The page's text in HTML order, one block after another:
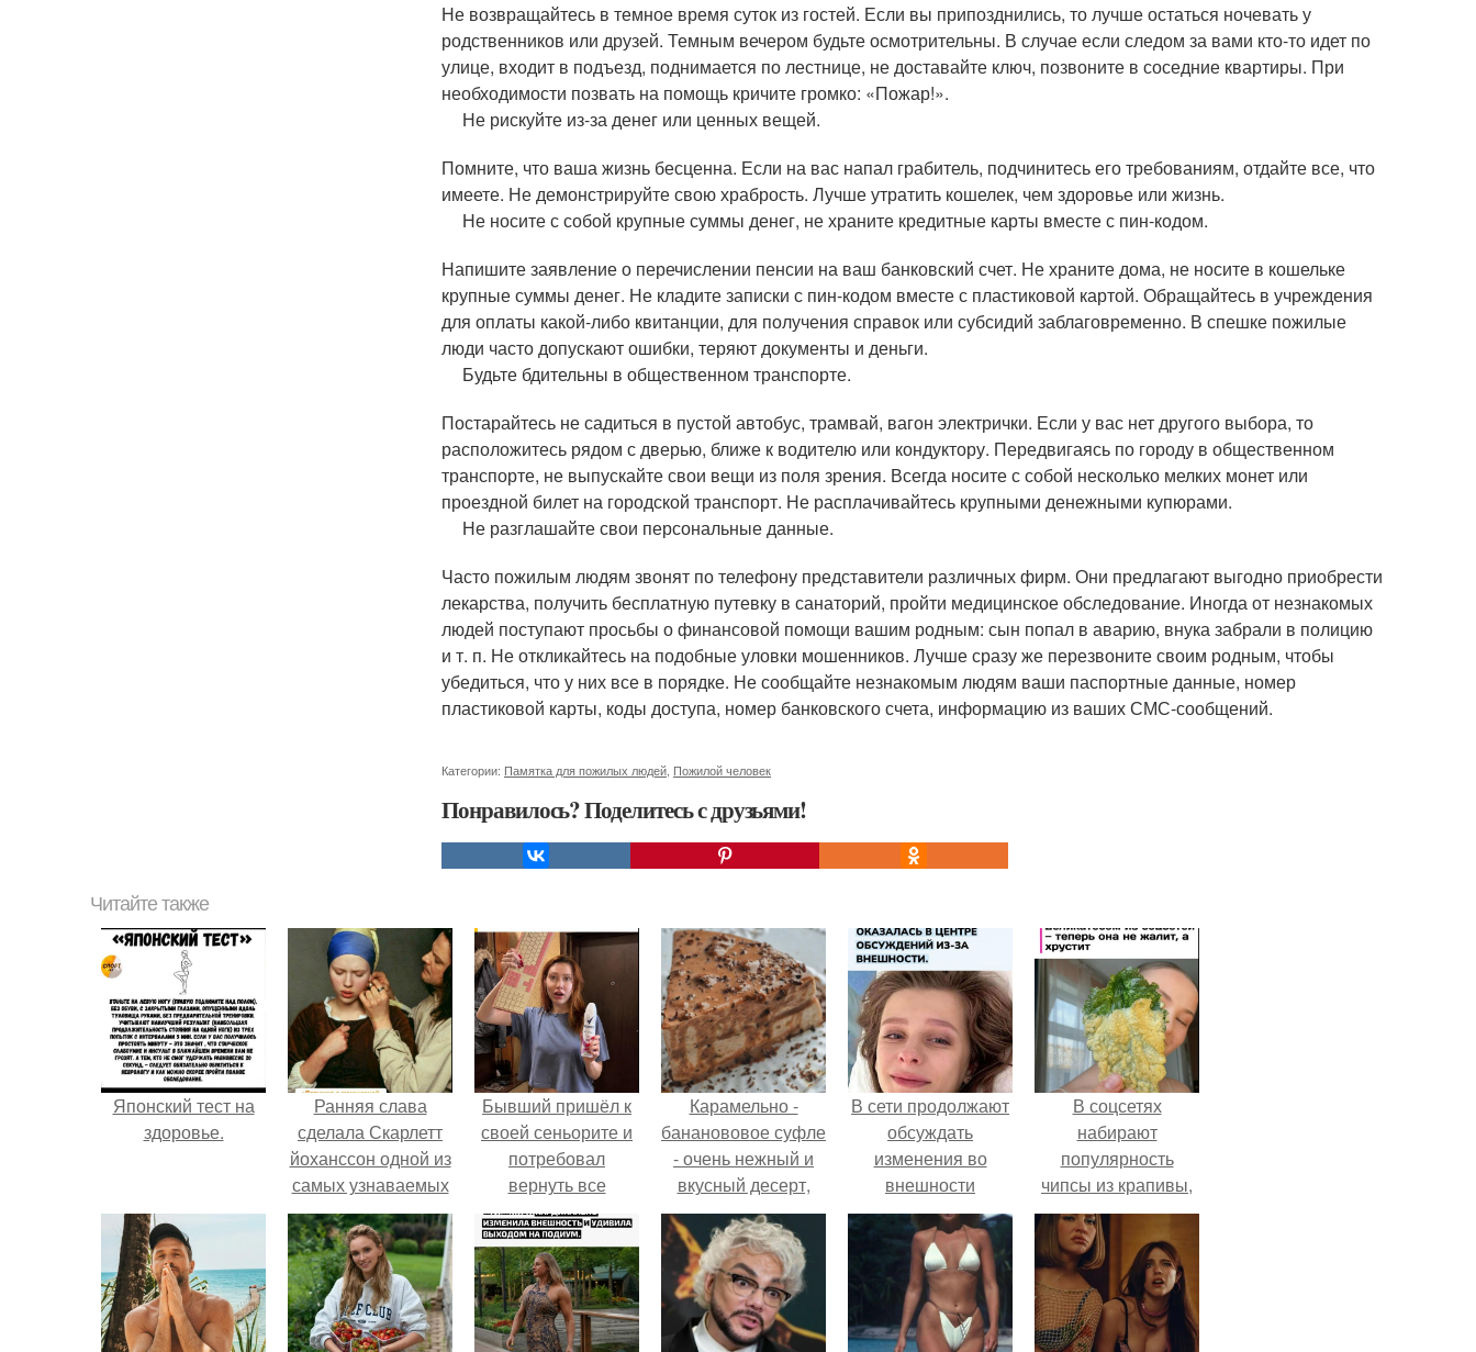
Не возвращайтесь в темное время суток из гостей. Если вы припозднились, то лучше остаться ночевать у
родственников или друзей. Темным вечером будьте осмотрительны. В случае если следом за вами кто-то идет по
улице, входит в подъезд, поднимается по лестнице, не доставайте ключ, позвоните в соседние квартиры. При
необходимости позвать на помощь кричите громко: «Пожар!».
Не рискуйте из-за денег или ценных вещей.
Помните, что ваша жизнь бесценна. Если на вас напал грабитель, подчинитесь его требованиям, отдайте все, что
имеете. Не демонстрируйте свою храбрость. Лучше утратить кошелек, чем здоровье или жизнь.
Не носите с собой крупные суммы денег, не храните кредитные карты вместе с пин-кодом.
Напишите заявление о перечислении пенсии на ваш банковский счет. Не храните дома, не носите в кошельке
крупные суммы денег. Не кладите записки с пин-кодом вместе с пластиковой картой. Обращайтесь в учреждения
для оплаты какой-либо квитанции, для получения справок или субсидий заблаговременно. В спешке пожилые
люди часто допускают ошибки, теряют документы и деньги.
Будьте бдительны в общественном транспорте.
Постарайтесь не садиться в пустой автобус, трамвай, вагон электрички. Если у вас нет другого выбора, то
расположитесь рядом с дверью, ближе к водителю или кондуктору. Передвигаясь по городу в общественном
транспорте, не выпускайте свои вещи из поля зрения. Всегда носите с собой несколько мелких монет или
проездной билет на городской транспорт. Не расплачивайтесь крупными денежными купюрами.
Не разглашайте свои персональные данные.
Часто пожилым людям звонят по телефону представители различных фирм. Они предлагают выгодно приобрести
лекарства, получить бесплатную путевку в санаторий, пройти медицинское обследование. Иногда от незнакомых
людей поступают просьбы о финансовой помощи вашим родным: сын попал в аварию, внука забрали в полицию
и т. п. Не откликайтесь на подобные уловки мошенников. Лучше сразу же перезвоните своим родным, чтобы
убедиться, что у них все в порядке. Не сообщайте незнакомым людям ваши паспортные данные, номер
пластиковой карты, коды доступа, номер банковского счета, информацию из ваших СМС-сообщений.
Категории: Памятка для пожилых людей Пожилой человек
Понравилось? Поделитесь с друзьями!
Читайте также
Японский тест на
здоровье.
Ранняя слава
сделала Скарлетт
йоханссон одной из
самых узнаваемых
актрис голливуда,
но за глянцевым
фасадом
скрывалась
огромная
неуверенность.
Бывший пришёл к
своей сеньорите и
потребовал
вернуть все
подарки.
Карамельно -
бананововое суфле
- очень нежный и
вкусный десерт,
готовится очень и
очень легко!
В сети продолжают
обсуждать
изменения во
внешности
актрисы.
В соцсетях
набирают
популярность
чипсы из крапивы,
которые
пользователи в
комментариях
называют
неожиданно
вкусными.